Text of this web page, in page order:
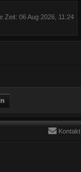
Zeit: 06 Aug 2026, 11:24
Kontakt